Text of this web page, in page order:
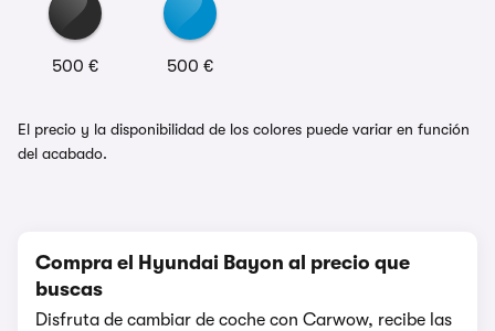
500 € 500 €
El precio y la disponibilidad de los colores puede variar en función
del acabado.
Compra el Hyundai Bayon al precio que
buscas
Disfruta de cambiar de coche con Carwow, recibe las